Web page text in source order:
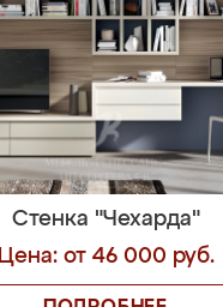
Стенка "Чехарда"
Цена: от 46 000 руб.